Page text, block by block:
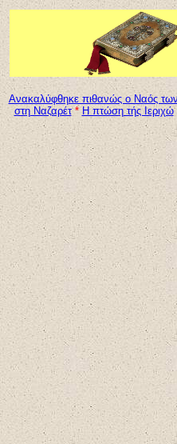
Ανακαλύφθηκε πιθανώς ο Ναός
στη Ναζαρέτ * Η πτώση τής Ιεριχώ